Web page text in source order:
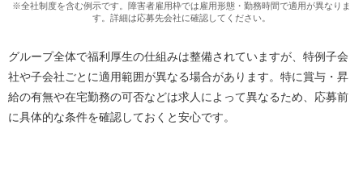
※全社制度を含む例示です。障害者雇用枠では雇用形態・勤務時間で適用が異なりま
す。詳細は応募先会社に確認してください。
グループ全体で福利厚生の仕組みは整備されていますが、特例子会
社や子会社ごとに適用範囲が異なる場合があります。特に賞与・昇
給の有無や在宅勤務の可否などは求人によって異なるため、応募前
に具体的な条件を確認しておくと安心です。